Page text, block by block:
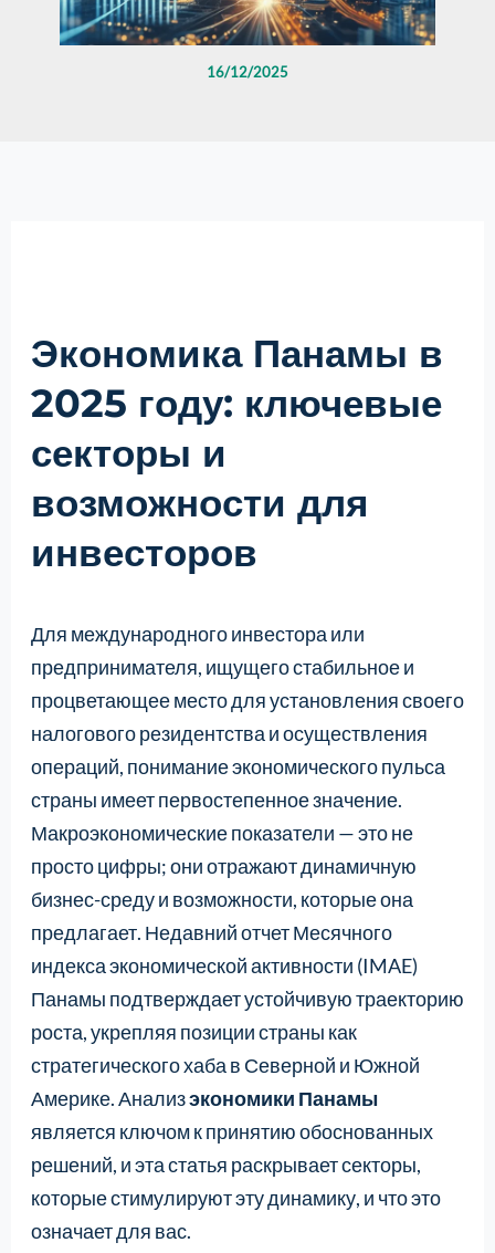
16/12/2025
Экономика Панамы в
2025 году: ключевые
секторы и
возможности для
инвесторов
Для международного инвестора или
предпринимателя, ищущего стабильное и
процветающее место для установления своего
налогового резидентства и осуществления
операций, понимание экономического пульса
страны имеет первостепенное значение.
Макроэкономические показатели — это не
просто цифры; они отражают динамичную
бизнес-среду и возможности, которые она
предлагает. Недавний отчет Месячного
индекса экономической активности (IMAE)
Панамы подтверждает устойчивую траекторию
роста, укрепляя позиции страны как
стратегического хаба в Северной и Южной
Америке. Анализэкономики Панамы
является ключом к принятию обоснованных
решений, и эта статья раскрывает секторы,
которые стимулируют эту динамику, и что это
означает для вас.